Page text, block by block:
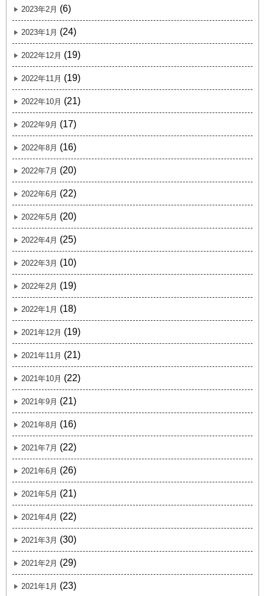
2023年2月 (6)
2023年1月 (24)
2022年12月 (19)
2022年11月 (19)
2022年10月 (21)
2022年9月 (17)
2022年8月 (16)
2022年7月 (20)
2022年6月 (22)
2022年5月 (20)
2022年4月 (25)
2022年3月 (10)
2022年2月 (19)
2022年1月 (18)
2021年12月 (19)
2021年11月 (21)
2021年10月 (22)
2021年9月 (21)
2021年8月 (16)
2021年7月 (22)
2021年6月 (26)
2021年5月 (21)
2021年4月 (22)
2021年3月 (30)
2021年2月 (29)
2021年1月 (23)